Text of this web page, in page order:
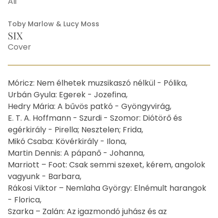
Toby Marlow & Lucy Moss
SIX
Cover
Other
Móricz: Nem élhetek muzsikaszó nélkül - Pólika,
Urbán Gyula: Egerek - Jozefina,
Hedry Mária: A bűvös patkó - Gyöngyvirág,
E. T. A. Hoffmann - Szurdi - Szomor: Diótörő és
egérkirály - Pirella; Nesztelen; Frida,
Mikó Csaba: Kövérkirály - Ilona,
Martin Dennis: A pápanő - Johanna,
Marriott – Foot: Csak semmi szexet, kérem, angolok
vagyunk - Barbara,
Rákosi Viktor – Nemlaha György: Elnémult harangok
- Florica,
Szarka – Zalán: Az igazmondó juhász és az